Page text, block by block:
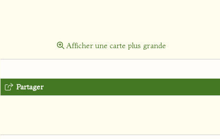
Partager
Afficher une carte plus grande